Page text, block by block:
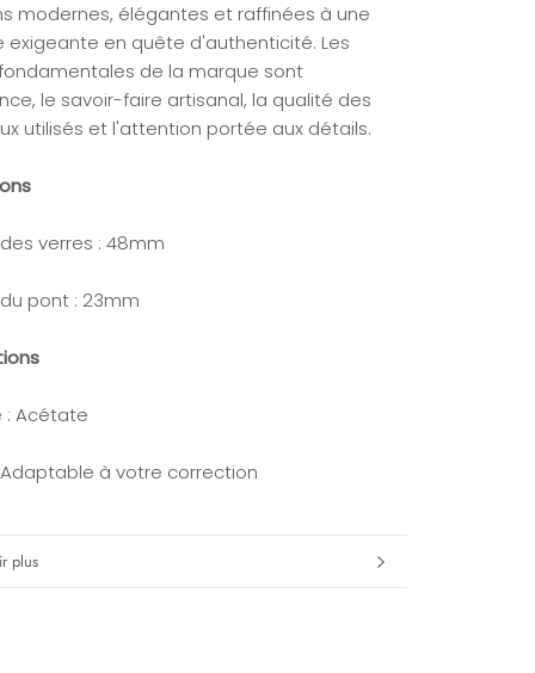
modernes, élégantes et raffinées à une
exigeante en quête d'authenticité. Les
de la marque sont
le savoir-faire artisanal, la qualité des
utilisés et l'attention portée aux détails.
verres : 48mm
pont : 23mm
: Acétate
à votre correction
plus